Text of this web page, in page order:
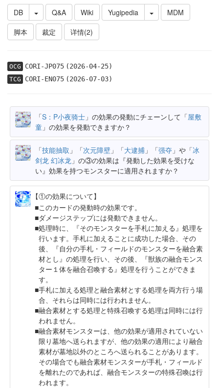
DB Q&A Wiki Yugipedia
MDM
脚本
裁定 详情(2)
OCG CORI-JP075(2026-04-25)
TCG CORI-EN075(2026-07-03)
「S：P小夜骑士 」の効果の発動にチェーンして「屋敷
童 」の効果を発動できますか？
「技能抽取 」「次元障壁 」「大逮捕 」「强夺 」や「冰
剑龙 幻冰龙 」の③の効果は『発動した効果を受けな
い』効果を持つモンスターに適用されますか？
【①の効果について】
このカードの発動時の効果です。
ダメージステップには発動できません。
処理時に、『そのモンスターを手札に加える』処理を
行います。手札に加えることに成功した場合、その
後、『自分の手札・フィールドのモンスターを融合素
材とし』の処理を行い、その後、『獣族の融合モンス
ター１体を融合召喚する』処理を行うことができま
す。
手札に加える処理と融合素材とする処理を両方行う場
合、それらは同時には行われません。
融合素材とする処理と特殊召喚する処理は同時には行
われません。
融合素材モンスターは、他の効果が適用されていない
限り墓地へ送られますが、他の効果の適用により融合
素材が墓地以外のところへ送られることがあります。
その場合でも融合素材モンスターが手札・フィールド
を離れたのであれば、融合モンスターの特殊召喚は行
われます。